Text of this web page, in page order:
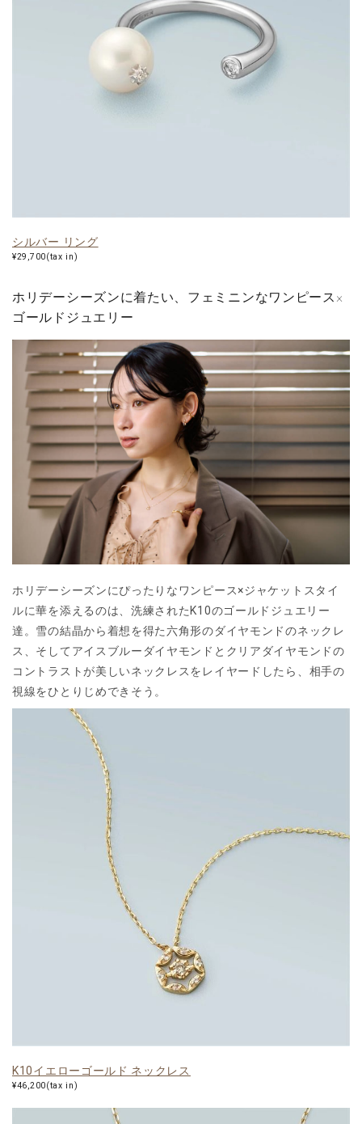
シルバー リング
¥29,700(tax in)
ホリデーシーズンに着たい、フェミニンなワンピース×
ゴールドジュエリー
ホリデーシーズンにぴったりなワンピース×ジャケットスタイ
ルに華を添えるのは、洗練されたK10のゴールドジュエリー
達。雪の結晶から着想を得た六角形のダイヤモンドのネックレ
ス、そしてアイスブルーダイヤモンドとクリアダイヤモンドの
コントラストが美しいネックレスをレイヤードしたら、相手の
視線をひとりじめできそう。
K10イエローゴールド ネックレス
¥46,200(tax in)